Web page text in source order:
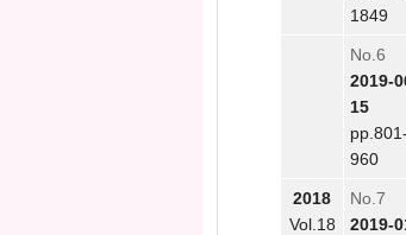
1849
No.6
2019-
15
pp.801-
960
2018
Vol.18
No.7
2019-